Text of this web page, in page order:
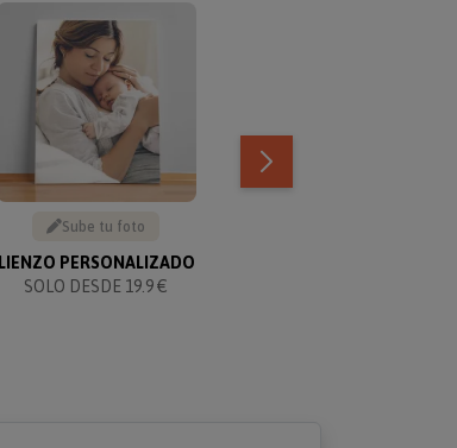
Sube tu foto
LIENZO PERSONALIZADO
SOLO DESDE 19.9 €